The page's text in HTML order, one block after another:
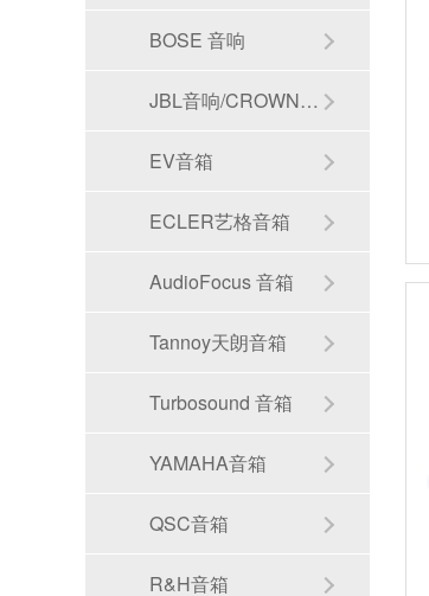
BOSE 音响
JBL音响/CROWN功放
EV音箱
ECLER艺格音箱
AudioFocus 音箱
Tannoy天朗音箱
Turbosound 音箱
YAMAHA音箱
QSC音箱
R&H音箱